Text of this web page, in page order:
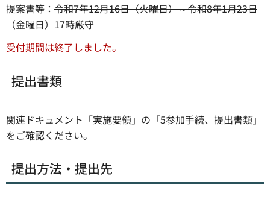
提案書等： 令和7年12月16日（火曜日）～令和8年1月23日
（金曜日）17時厳守
受付期間は終了しました。
提出書類
関連ドキュメント「実施要領」の「5参加手続、提出書類」
をご確認ください。
提出方法・提出先